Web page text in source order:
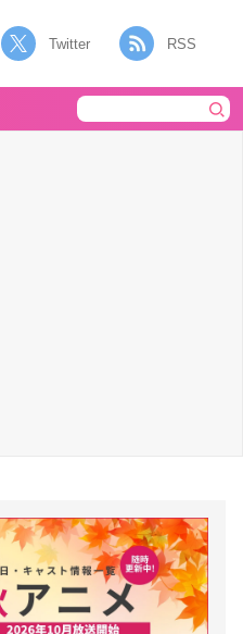
Twitter RSS